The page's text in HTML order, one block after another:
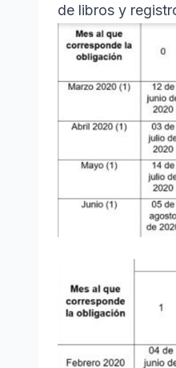
de libros y